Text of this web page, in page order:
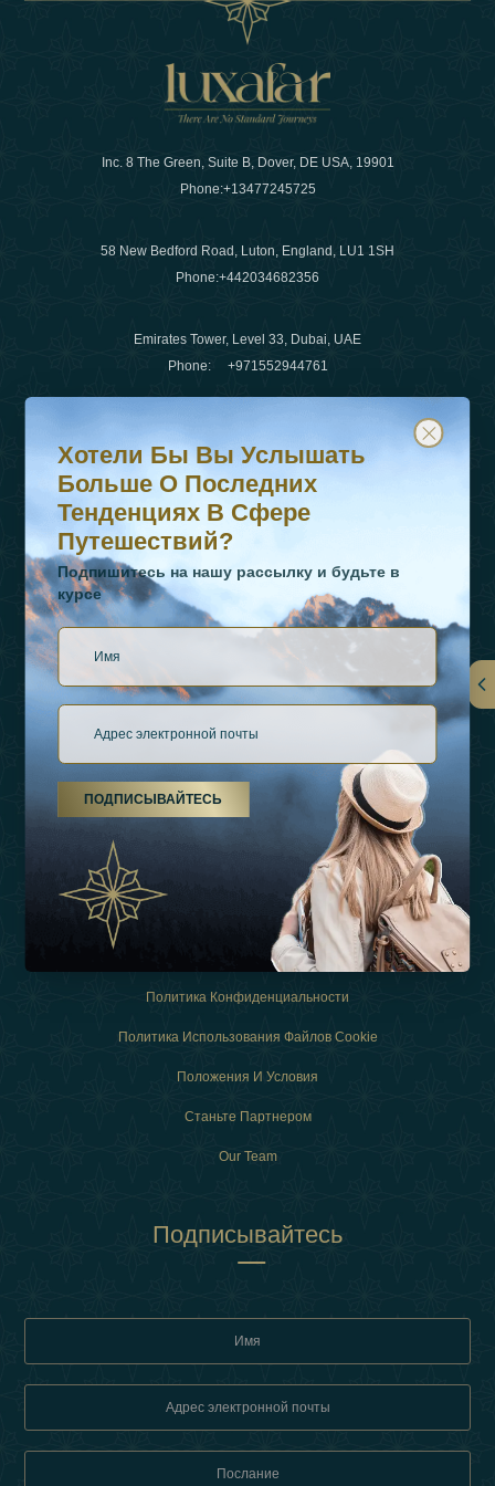
Inc. 8 The Green, Suite B, Dover, DE USA, 19901
Phone:+13477245725
58 New Bedford Road, Luton, England, LU1 1SH
Phone:+442034682356
Emirates Tower, Level 33, Dubai, UAE
Phone: +971552944761
WhatsApp Нет :+442034682356
+971552944761
О Нас
Виды Отдыха
Связаться
Политика Конфиденциальности
Политика Использования Файлов Cookie
Положения И Условия
Станьте Партнером
Our Team
Подписывайтесь
Хотели бы вы услышать больше о последних
Подпишитесь на нашу рассылку и будьте в курсе
Хотели Бы Вы Услышать
Больше О Последних
Тенденциях В Сфере
Путешествий?
Подпишитесь на нашу рассылку и будьте в
курсе
ПОДПИСЫВАЙТЕСЬ